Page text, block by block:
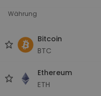
Währung
Bitcoin
BTC
Ethereum
ETH